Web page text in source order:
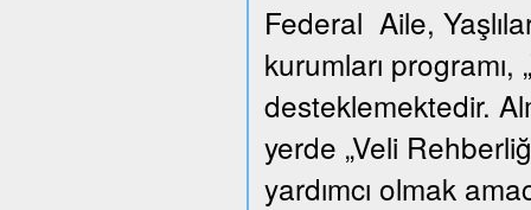
Federal Aile,
kurumları programı,
desteklemektedir.
yerde „Veli
yardımcı olmak